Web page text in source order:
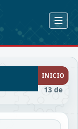
INICIO
13 de